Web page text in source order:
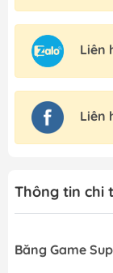
Liên
Liên
Thông tin chi
Băng Game